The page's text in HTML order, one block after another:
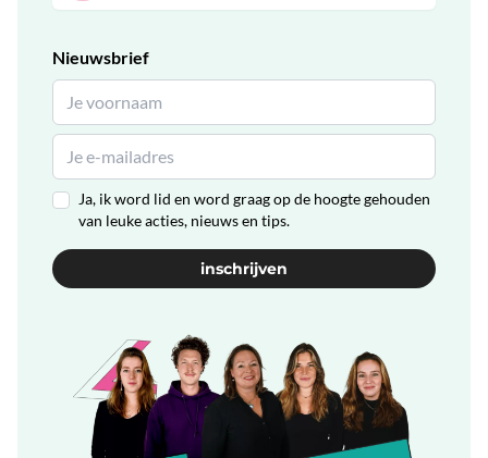
Nieuwsbrief
Ja, ik word lid en word graag op de hoogte gehouden
van leuke acties, nieuws en tips.